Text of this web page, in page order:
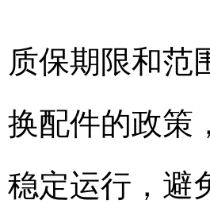
质保期限和范
换配件的政策
稳定运行，避